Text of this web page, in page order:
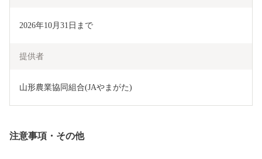
2026年10月31日まで
提供者
山形農業協同組合(JAやまがた)
注意事項・その他